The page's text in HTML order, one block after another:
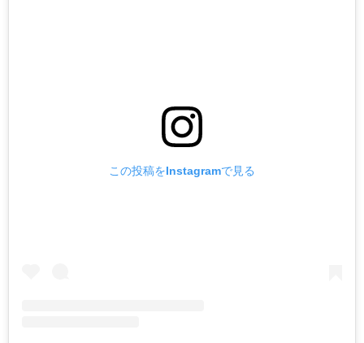
この投稿をInstagramで見る